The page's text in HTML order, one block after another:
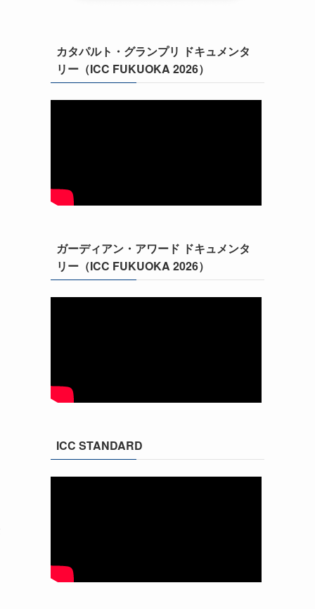
カタパルト・グランプリ ドキュメンタ
リー（ICC FUKUOKA 2026）
ガーディアン・アワード ドキュメンタ
リー（ICC FUKUOKA 2026）
ICC STANDARD